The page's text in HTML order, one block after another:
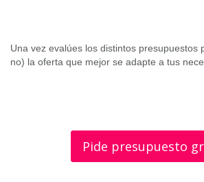
Una vez evalúes los distintos presupuestos
no) la oferta que mejor se adapte a tus
Pide presupuesto